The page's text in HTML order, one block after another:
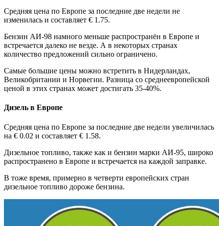
Средняя цена по Европе за последние две недели не
изменилась и составляет € 1.75.
Бензин АИ-98 намного меньше распространён в Европе и
встречается далеко не везде. А в некоторых странах
количество предложений сильно ограничено.
Самые большие цены можно встретить в Нидерландах,
Великобритании и Норвегии. Разница со среднеевропейской
ценой в этих странах может достигать 35-40%.
Дизель в Европе
Средняя цена по Европе за последние две недели увеличилась
на € 0.02 и составляет € 1.58.
Дизельное топливо, также как и бензин марки АИ-95, широко
распространено в Европе и встречается на каждой заправке.
В тоже время, примерно в четверти европейских стран
дизельное топливо дороже бензина.